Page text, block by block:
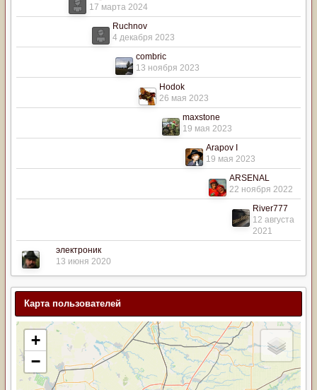
17 марта 2024
Ruchnov
4 декабря 2023
combric
13 ноября 2023
Hodok
26 мая 2023
maxstone
19 мая 2023
Arapov I
19 мая 2023
ARSENAL
22 ноября 2022
River777
12 августа
2021
электроник
13 июня 2020
Карта пользователей